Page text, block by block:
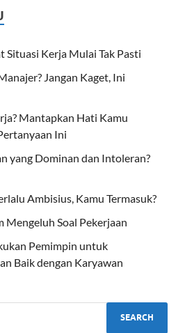
Situasi Kerja Mulai Tak Pasti
Jangan Kaget, Ini
Mantapkan Hati Kamu
Ini
yang Dominan dan Intoleran?
Ambisius, Kamu Termasuk?
Mengeluh Soal Pekerjaan
Pemimpin untuk
Baik dengan Karyawan